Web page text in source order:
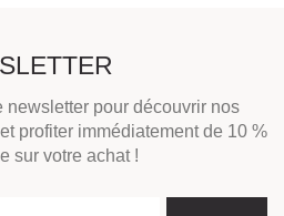
newsletter pour découvrir nos
profiter immédiatement de 10 %
sur votre achat !